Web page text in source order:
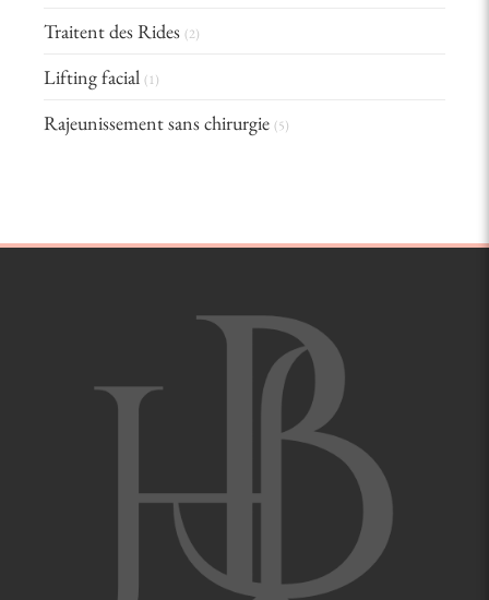
Traitent des Rides (2)
Lifting facial (1)
Rajeunissement sans chirurgie (5)